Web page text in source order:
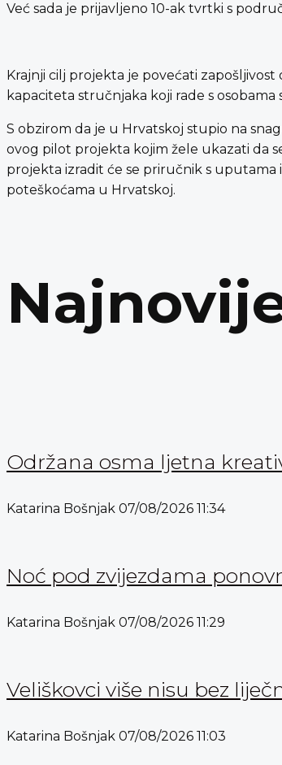
Već sada je prijavljeno 10-ak tvrtki s
Krajnji cilj projekta je povećati
kapaciteta stručnjaka koji rade s osobama
S obzirom da je u Hrvatskoj stupio na
ovog pilot projekta kojim žele ukazati da
projekta izradit će se priručnik s
poteškoćama u Hrvatskoj.
Održana osma ljetna
Katarina Bošnjak 07/08/2026 11:34
Noć pod zvijezdama
Katarina Bošnjak 07/08/2026 11:29
Veliškovci više nisu bez
Katarina Bošnjak 07/08/2026 11:03